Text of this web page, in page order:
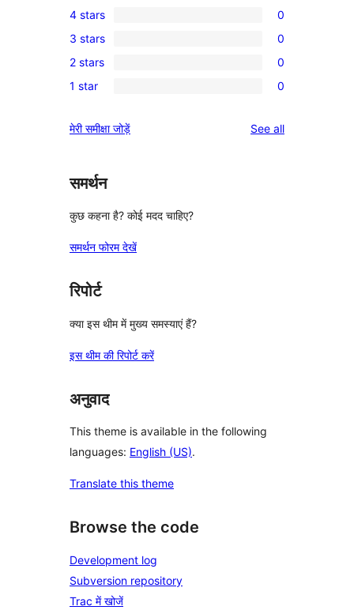
5-
star
review
0
4-
star
reviews
4 stars 0
0
3-
star
3 stars 0
0
2-
reviews
2 stars 0
0
star
1 star 0
मेरी समीक्षा जोड़ें See allreviews
समर्थन
कुछ कहना है? कोई मदद चाहिए?
समर्थन फोरम देखें
रिपोर्ट
क्या इस थीम में मुख्य समस्याएं हैं?
इस थीम की रिपोर्ट करें
अनुवाद
This theme is available in the following
languages: English (US).
Translate this theme
Browse the code
Development log
Subversion repository
Trac में खोजें